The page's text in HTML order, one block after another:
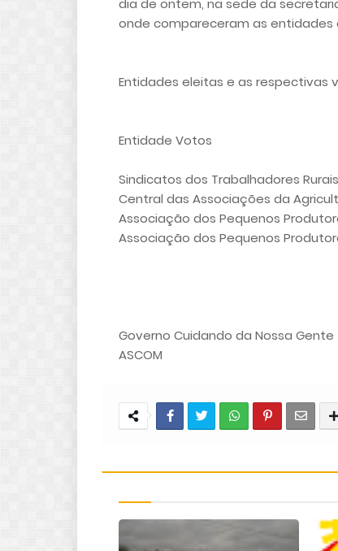
dia de ontem, na sede da
onde compareceram as entidades
Entidades eleitas e as respectivas
Entidade Votos
Sindicatos dos Trabalhadores
Central das Associações da
Associação dos Pequenos
Associação dos Pequenos
Governo Cuidando da Nossa Gente
ASCOM